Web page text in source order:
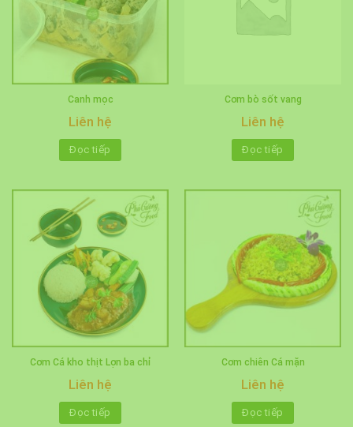
Canh mọc
Liên hệ
Đọc tiếp
Cơm bò sốt vang
Liên hệ
Đọc tiếp
Cơm Cá kho thịt Lợn ba chỉ
Liên hệ
Đọc tiếp
Cơm chiên Cá mặn
Liên hệ
Đọc tiếp